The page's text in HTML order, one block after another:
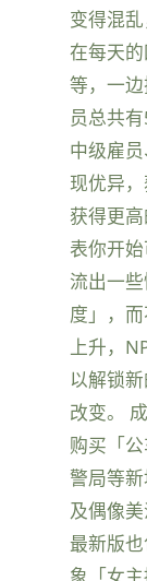
变得混
在每天
等，一
员总共
中级雇
现优异
获得更
表你开
流出一
度」，
上升，
以解锁
改变。
购买「
警局等
及偶像
最新版
象「女